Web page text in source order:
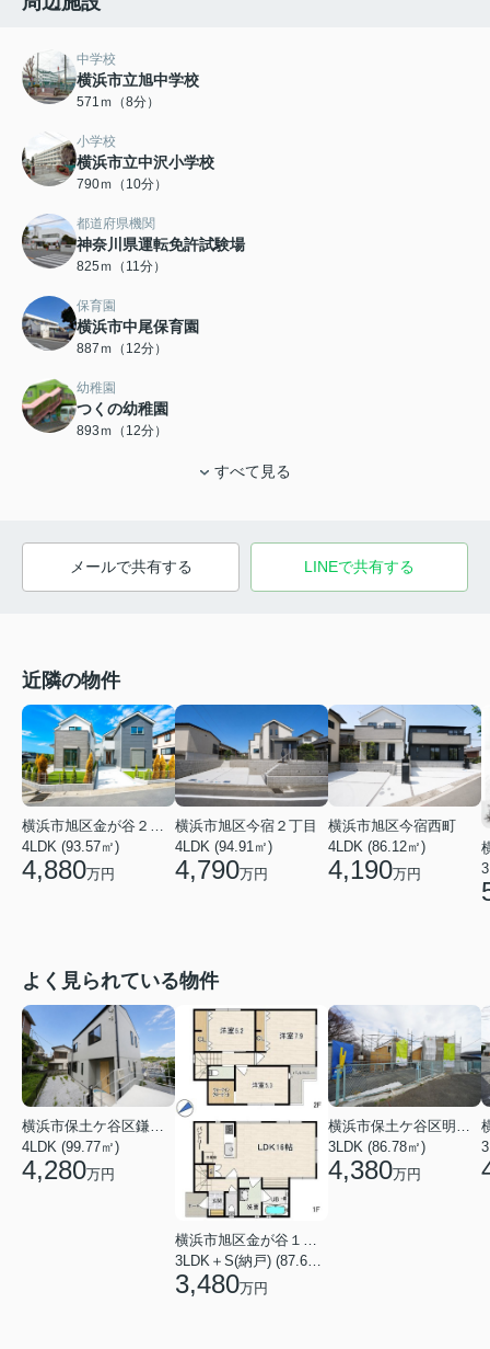
中学校
横浜市立旭中学校
571ｍ（8分）
小学校
横浜市立中沢小学校
790ｍ（10分）
都道府県機関
神奈川県運転免許試験場
825ｍ（11分）
保育園
横浜市中尾保育園
887ｍ（12分）
幼稚園
つくの幼稚園
893ｍ（12分）
すべて見る
メールで共有する LINEで共有する
近隣の物件
横浜市旭区金が谷２丁目
4LDK (93.57㎡)
4,880万円
横浜市旭区今宿２丁目
4LDK (94.91㎡)
4,790万円
横浜市旭区今宿西町
4LDK (86.12㎡)
4,190万円
よく見られている物件
横浜市保土ケ谷区鎌谷町
4LDK (99.77㎡)
4,280万円
横浜市旭区金が谷１丁目
3LDK＋S(納戸) (87.61㎡)
3,480万円
横浜市保土ケ谷区明神台
3LDK (86.78㎡)
4,380万円